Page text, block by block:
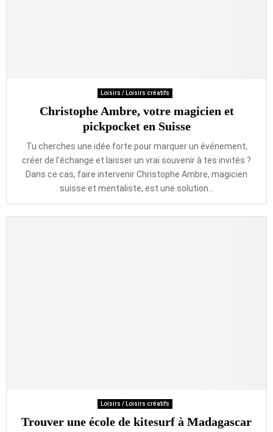
Loisirs / Loisirs créatifs
Christophe Ambre, votre magicien et
pickpocket en Suisse
Tu cherches une idée forte pour marquer un événement,
créer de l’échange et laisser un vrai souvenir à tes invités ?
Dans ce cas, faire intervenir Christophe Ambre, magicien
suisse et mentaliste, est une solution...
Loisirs / Loisirs créatifs
Trouver une école de kitesurf à Madagascar